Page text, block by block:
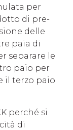
per
di pre-
delle
paia di
separare le
paio per
il terzo paio
perché si
di